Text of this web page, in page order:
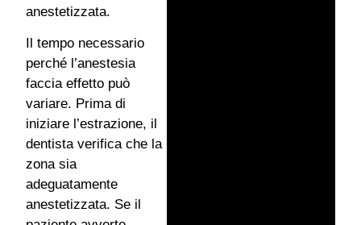
anestetizzata.
Il tempo necessario
perché l’anestesia
faccia effetto può
variare. Prima di
iniziare l’estrazione, il
dentista verifica che la
zona sia
adeguatamente
anestetizzata. Se il